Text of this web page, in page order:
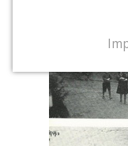
Notwendige
erforderlich.